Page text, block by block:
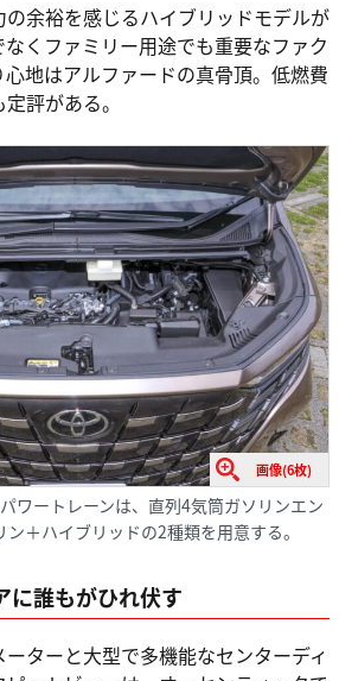
余裕を感じるハイブリッドモデルが
くファミリー用途でも重要なファク
地はアルファードの真骨頂。低燃費
評がある。
画像(6枚)
ワートレーンは、直列4気筒ガソリンエン
＋ハイブリッドの2種類を用意する。
に誰もがひれ伏す
ターと大型で多機能なセンターディ